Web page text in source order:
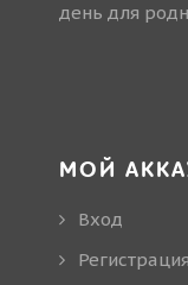
день для
МОЙ
Вход
Регистрация